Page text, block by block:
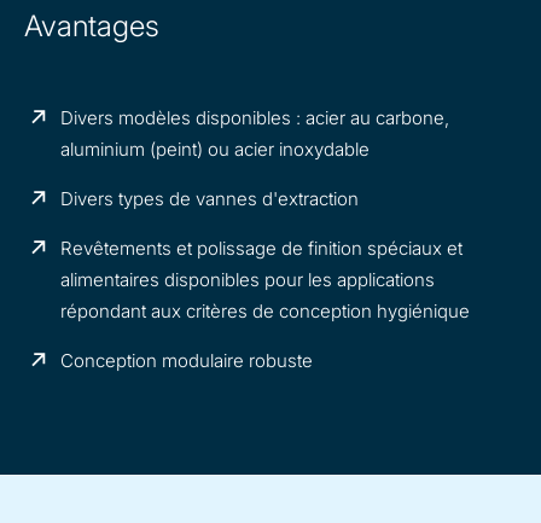
Avantages
Divers modèles disponibles : acier au carbone,
aluminium (peint) ou acier inoxydable
Divers types de vannes d'extraction
Revêtements et polissage de finition spéciaux et
alimentaires disponibles pour les applications
répondant aux critères de conception hygiénique
Conception modulaire robuste